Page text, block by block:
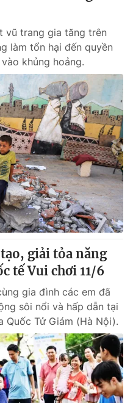
vũ trang gia tăng trên
làm tổn hại đến quyền
khủng hoảng.
giải tỏa năng
tế Vui chơi 11/6
gia đình các em đã
sôi nổi và hấp dẫn tại
Quốc Tử Giám (Hà Nội).